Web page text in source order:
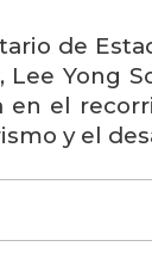
de
Yong
en el
y el